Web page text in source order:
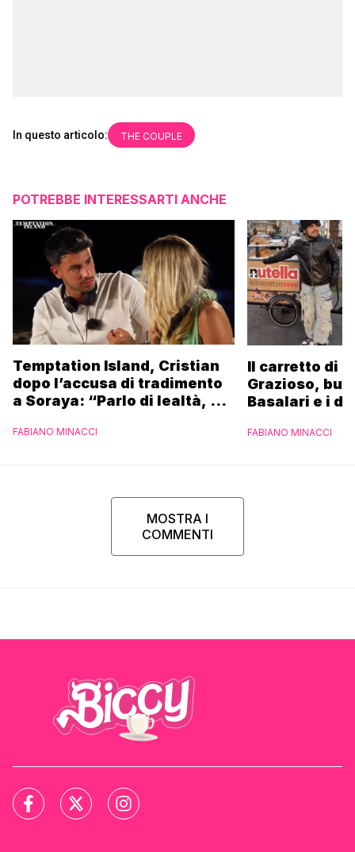
In questo articolo: THE COUPLE
POTREBBE INTERESSARTI ANCHE
Temptation Island, Cristian
dopo l’accusa di tradimento
a Soraya: “Parlo di lealtà, ma
FABIANO MINACCI
Il carretto di
Grazioso,
Basalari e i
Ferrero”
FABIANO MINACCI
MOSTRA I
COMMENTI